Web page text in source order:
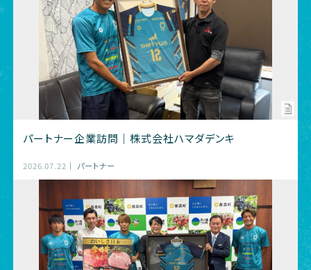
パートナー企業訪問｜株式会社ハマダデンキ
2026.07.22 パートナー